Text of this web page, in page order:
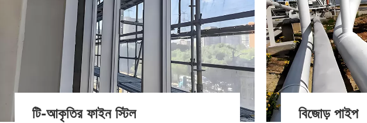
টি-আকৃতির ফাইন স্টিল বিজোড় পাইপ